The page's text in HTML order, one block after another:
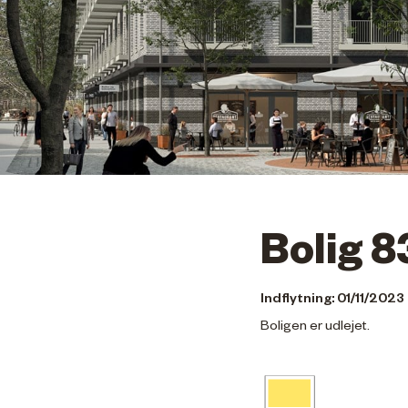
Bolig
Indflytning: 01/11/2023
Boligen er udlejet.